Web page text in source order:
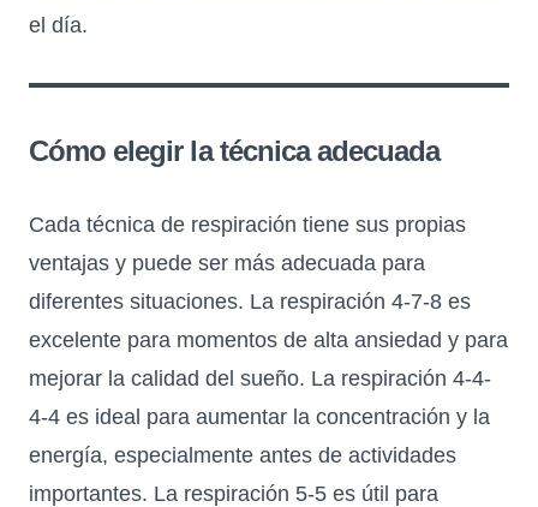
el día.
Cómo elegir la técnica adecuada
Cada técnica de respiración tiene sus propias
ventajas y puede ser más adecuada para
diferentes situaciones. La respiración 4-7-8 es
excelente para momentos de alta ansiedad y para
mejorar la calidad del sueño. La respiración 4-4-
4-4 es ideal para aumentar la concentración y la
energía, especialmente antes de actividades
importantes. La respiración 5-5 es útil para